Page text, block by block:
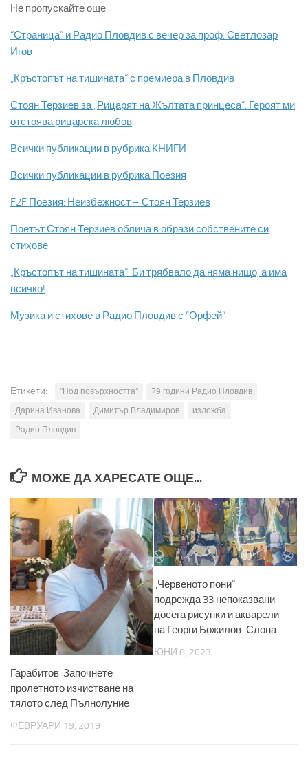
Не пропускайте още:
“Страница” и Радио Пловдив с вечер за проф. Светлозар
Игов
„Кръстопът на тишината“ с премиера в Пловдив
Стоян Терзиев за „Рицарят на Жълтата принцеса“: Героят ми
отстоява рицарска любов
Всички публикации в рубрика КНИГИ
Всички публикации в рубрика Поезия
F2F Поезия: Неизбежност – Стоян Терзиев
Поетът Стоян Терзиев облича в образи собствените си
стихове
„Кръстопът на тишината“. Би трябвало да няма нищо, а има
всичко!
Музика и стихове в Радио Пловдив с “Орфей”
Етикети: "Под повърхността"
79 години Радио Пловдив
Дарина Иванова
Димитър Владимиров
изложба
Радио Пловдив
МОЖЕ ДА ХАРЕСАТЕ ОЩЕ...
Гарабитов: Започнете
пролетното изчистване на
тялото след Пълнолуние
ФЕВРУАРИ 19, 2019
„Червеното пони“
подрежда 33 непоказвани
досега рисунки и акварели
на Георги Божилов-Слона
ЮНИ 8, 2023